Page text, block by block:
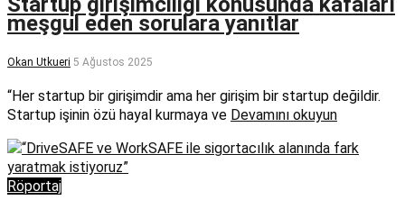
meşgul eden sorulara yanıtlar
Okan Utkueri 5 Ağustos 2025
“Her startup bir girişimdir ama her girişim bir startup değildir.
Startup işinin özü hayal kurmaya ve Devamını okuyun
Röportaj